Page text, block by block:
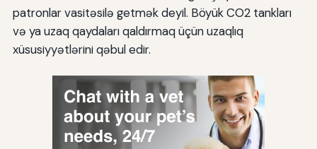
patronlar vasitəsilə getmək deyil. Böyük CO2 tankları
və ya uzaq qaydaları qaldırmaq üçün uzaqlıq
xüsusiyyətlərini qəbul edir.